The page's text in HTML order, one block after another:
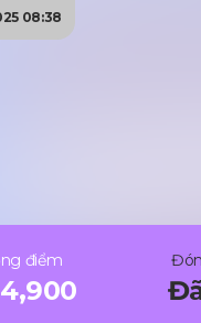
08:38
điểm